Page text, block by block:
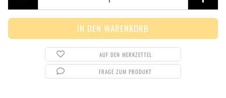
AUF DEN MERKZETTEL
FRAGE ZUM PRODUKT